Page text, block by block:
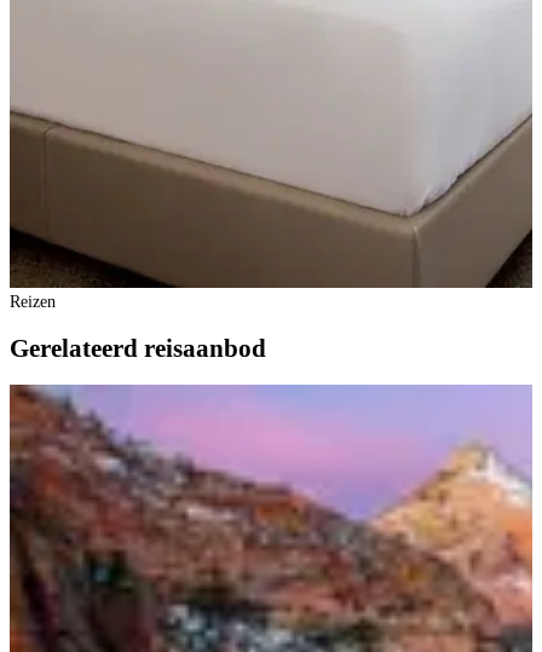
Reizen
Gerelateerd reisaanbod